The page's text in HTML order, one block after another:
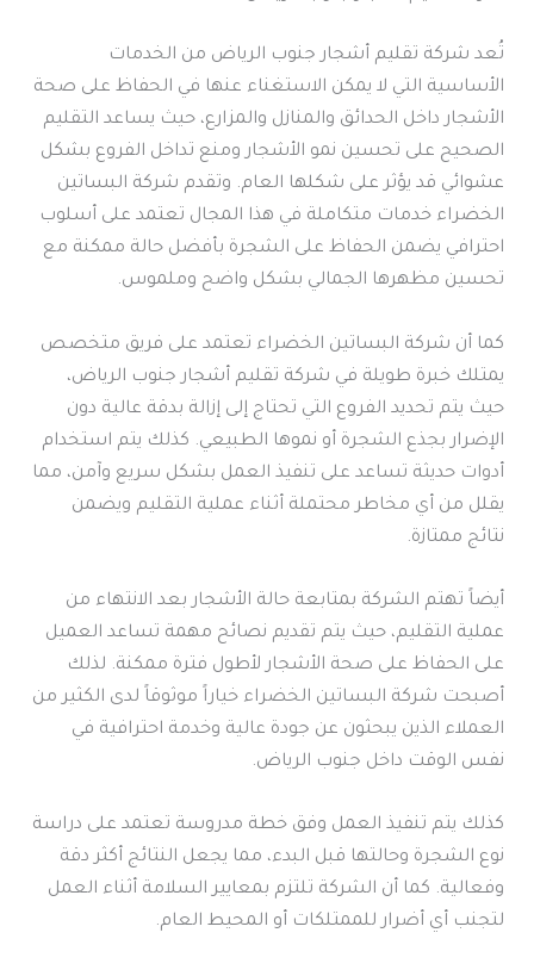
تُعد شركة تقليم أشجار جنوب الرياض من الخدمات
الأساسية التي لا يمكن الاستغناء عنها في الحفاظ على صحة
الأشجار داخل الحدائق والمنازل والمزارع، حيث يساعد التقليم
الصحيح على تحسين نمو الأشجار ومنع تداخل الفروع بشكل
عشوائي قد يؤثر على شكلها العام. وتقدم شركة البساتين
الخضراء خدمات متكاملة في هذا المجال تعتمد على أسلوب
احترافي يضمن الحفاظ على الشجرة بأفضل حالة ممكنة مع
تحسين مظهرها الجمالي بشكل واضح وملموس.
كما أن شركة البساتين الخضراء تعتمد على فريق متخصص
يمتلك خبرة طويلة في شركة تقليم أشجار جنوب الرياض،
حيث يتم تحديد الفروع التي تحتاج إلى إزالة بدقة عالية دون
الإضرار بجذع الشجرة أو نموها الطبيعي. كذلك يتم استخدام
أدوات حديثة تساعد على تنفيذ العمل بشكل سريع وآمن، مما
يقلل من أي مخاطر محتملة أثناء عملية التقليم ويضمن
نتائج ممتازة.
أيضاً تهتم الشركة بمتابعة حالة الأشجار بعد الانتهاء من
عملية التقليم، حيث يتم تقديم نصائح مهمة تساعد العميل
على الحفاظ على صحة الأشجار لأطول فترة ممكنة. لذلك
أصبحت شركة البساتين الخضراء خياراً موثوقاً لدى الكثير من
العملاء الذين يبحثون عن جودة عالية وخدمة احترافية في
نفس الوقت داخل جنوب الرياض.
كذلك يتم تنفيذ العمل وفق خطة مدروسة تعتمد على دراسة
نوع الشجرة وحالتها قبل البدء، مما يجعل النتائج أكثر دقة
وفعالية. كما أن الشركة تلتزم بمعايير السلامة أثناء العمل
لتجنب أي أضرار للممتلكات أو المحيط العام.